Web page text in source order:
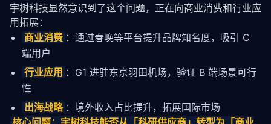
宇树科技显然意识到了这个问题，正在向商业消费和行业应
用拓展：
商业消费 ：通过春晚等平台提升品牌知名度，吸引 C
端用户
行业应用 ：G1 进驻东京羽田机场，验证 B 端场景可行
性
出海战略 ：境外收入占比提升，拓展国际市场